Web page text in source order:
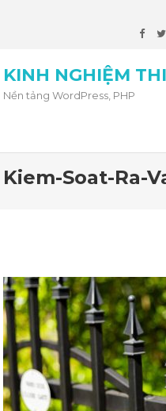
KINH NGHIỆM
Nền tảng WordPress, PHP
Kiem-Soat-Ra-